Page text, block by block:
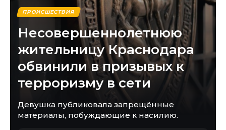
ПРОИСШЕСТВИЯ
Несовершеннолетнюю
жительницу Краснодара
обвинили в призывых к
терроризму в сети
Девушка публиковала запрещённые
материалы, побуждающие к насилию.